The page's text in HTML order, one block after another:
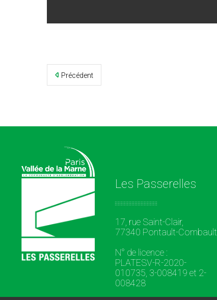
Précédent
Les Passerelles
17, rue Saint-Clair,
77340 Pontault-Combault
N° de licence :
PLATESV-R-2020-
010735, 3-008419 et 2-
008428